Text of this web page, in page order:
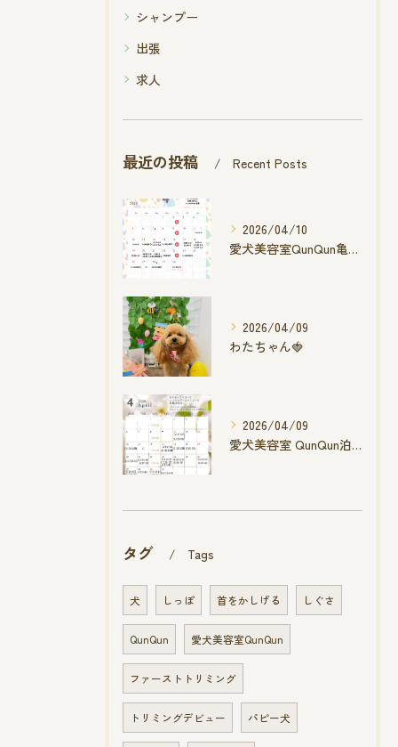
シャンプー
出張
求人
最近の投稿 Recent Posts
2026/04/10
愛犬美容室QunQun亀山エコー店
2026/04/09
わたちゃん🍓
2026/04/09
愛犬美容室 QunQun泊店 4月空き状況です
タグ Tags
犬 しっぽ 首をかしげる しぐさ
QunQun 愛犬美容室QunQun
ファーストトリミング
トリミングデビュー パピー犬